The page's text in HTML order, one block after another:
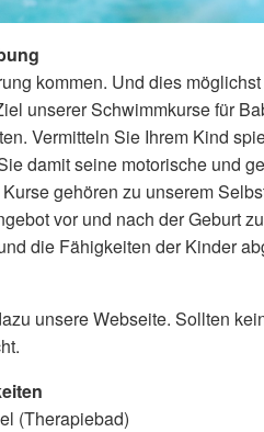
kommen. Und dies
unserer Schwimmkurse für
Vermitteln Sie Ihrem Kind
damit seine motorische und
gehören zu unserem
vor und nach der Geburt
die Fähigkeiten der Kinder
unsere Webseite. Sollten
(Therapiebad)